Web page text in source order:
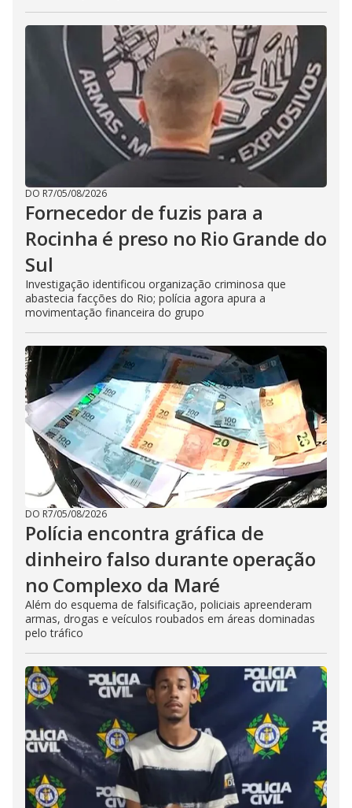
DO R7/05/08/2026
Fornecedor de fuzis para a
Rocinha é preso no Rio Grande do
Sul
Investigação identificou organização criminosa que
abastecia facções do Rio; polícia agora apura a
movimentação financeira do grupo
DO R7/05/08/2026
Polícia encontra gráfica de
dinheiro falso durante operação
no Complexo da Maré
Além do esquema de falsificação, policiais apreenderam
armas, drogas e veículos roubados em áreas dominadas
pelo tráfico